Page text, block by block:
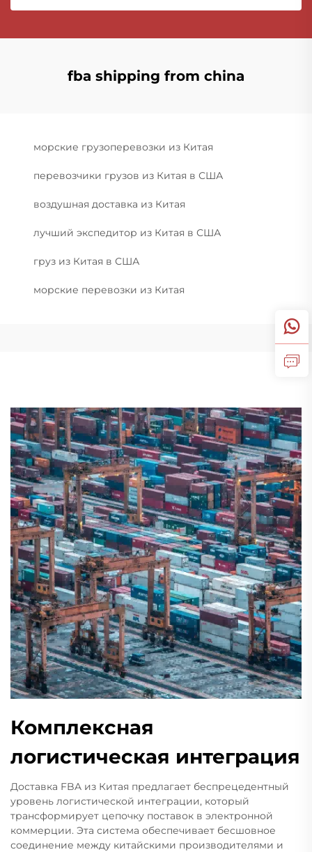
fba shipping from china
морские грузоперевозки из Китая
перевозчики грузов из Китая в США
воздушная доставка из Китая
лучший экспедитор из Китая в США
груз из Китая в США
морские перевозки из Китая
Комплексная
логистическая интеграция
Доставка FBA из Китая предлагает беспрецедентный
уровень логистической интеграции, который
трансформирует цепочку поставок в электронной
коммерции. Эта система обеспечивает бесшовное
соединение между китайскими производителями и